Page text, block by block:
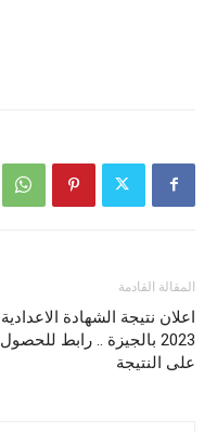
المقالة القادمة
اعلان نتيجة الشهادة الاعدادية
2023 بالجيزة .. رابط للحصول
على النتيجة